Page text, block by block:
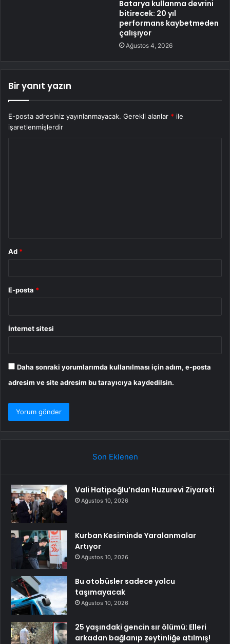
Batarya kullanma devrini
bitirecek: 20 yıl
performans kaybetmeden
çalışıyor
Ağustos 4, 2026
Bir yanıt yazın
E-posta adresiniz yayınlanmayacak. Gerekli alanlar * ile
işaretlenmişlerdir
Ad *
E-posta *
İnternet sitesi
Daha sonraki yorumlarımda kullanılması için adım, e-posta
adresim ve site adresim bu tarayıcıya kaydedilsin.
Son Eklenen
Vali Hatipoğlu’ndan Huzurevi Ziyareti
Ağustos 10, 2026
Kurban Kesiminde Yaralanmalar
Artıyor
Ağustos 10, 2026
Bu otobüsler sadece yolcu
taşımayacak
Ağustos 10, 2026
25 yaşındaki gencin sır ölümü: Elleri
arkadan bağlanıp zeytinliğe atılmış!